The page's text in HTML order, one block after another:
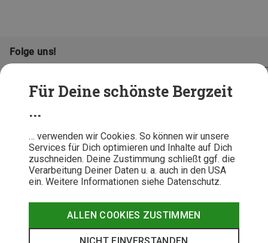
Für Deine schönste Bergzeit
...
… verwenden wir Cookies. So können wir unsere
Services für Dich optimieren und Inhalte auf Dich
zuschneiden. Deine Zustimmung schließt ggf. die
Verarbeitung Deiner Daten u. a. auch in den USA
ein. Weitere Informationen siehe Datenschutz.
ALLEN COOKIES ZUSTIMMEN
Folge uns!